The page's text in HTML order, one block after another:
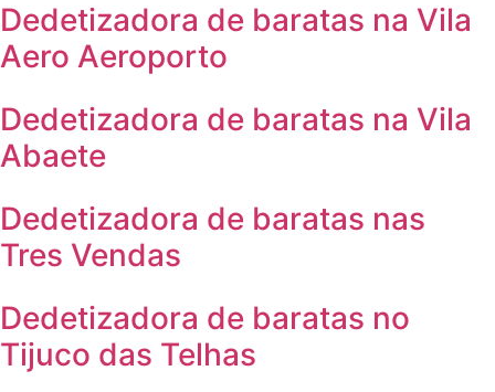
Dedetizadora de baratas na Vila
Aero Aeroporto
Dedetizadora de baratas na Vila
Abaete
Dedetizadora de baratas nas
Tres Vendas
Dedetizadora de baratas no
Tijuco das Telhas